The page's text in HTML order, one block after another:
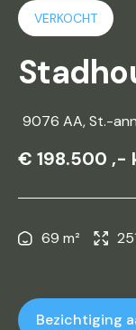
VERKOCHT
9076 AA, St.-
€ 198.500 ,-
69 m²
Bezichtiging